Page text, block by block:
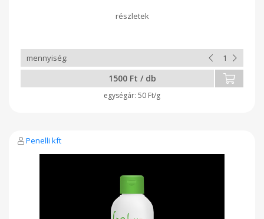
1500 Ft / db
50 Ft/g
Penelli kft